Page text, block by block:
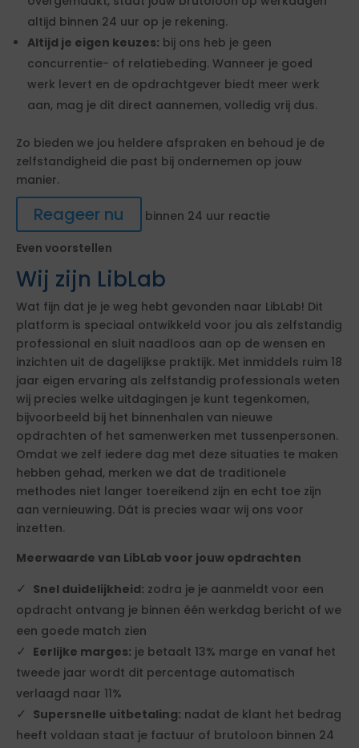
altijd binnen 24 uur op je rekening.
Altijd je eigen keuzes: bij ons heb je geen
concurrentie- of relatiebeding. Wanneer je goed
werk levert en de opdrachtgever biedt meer werk
aan, mag je dit direct aannemen, volledig vrij dus.
Zo bieden we jou heldere afspraken en behoud je de
zelfstandigheid die past bij ondernemen op jouw
manier.
Reageer nu
binnen 24 uur reactie
Even voorstellen
Wij zijn LibLab
Wat fijn dat je je weg hebt gevonden naar LibLab! Dit
platform is speciaal ontwikkeld voor jou als zelfstandig
professional en sluit naadloos aan op de wensen en
inzichten uit de dagelijkse praktijk. Met inmiddels ruim 18
jaar eigen ervaring als zelfstandig professionals weten
wij precies welke uitdagingen je kunt tegenkomen,
bijvoorbeeld bij het binnenhalen van nieuwe
opdrachten of het samenwerken met tussenpersonen.
Omdat we zelf iedere dag met deze situaties te maken
hebben gehad, merken we dat de traditionele
methodes niet langer toereikend zijn en echt toe zijn
aan vernieuwing. Dát is precies waar wij ons voor
inzetten.
Meerwaarde van LibLab voor jouw opdrachten
Snel duidelijkheid: zodra je je aanmeldt voor een
opdracht ontvang je binnen één werkdag bericht of we
een goede match zien
Eerlijke marges: je betaalt 13% marge en vanaf het
tweede jaar wordt dit percentage automatisch
verlaagd naar 11%
Supersnelle uitbetaling: nadat de klant het bedrag
heeft voldaan staat je factuur of brutoloon binnen 24